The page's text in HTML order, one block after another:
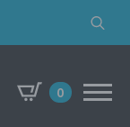
Search
0